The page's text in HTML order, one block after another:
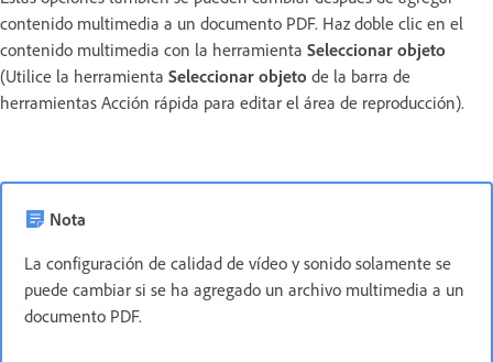
contenido multimedia a un documento PDF. Haz doble clic en el
contenido multimedia con la herramienta Seleccionar objeto
(Utilice la herramienta Seleccionar objeto de la barra de
herramientas Acción rápida para editar el área de reproducción).
Nota
La configuración de calidad de vídeo y sonido solamente se
puede cambiar si se ha agregado un archivo multimedia a un
documento PDF.